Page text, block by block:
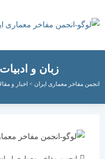
زبان و ادبیات
مفاخر معماری ایران > اخبار و مقالات>